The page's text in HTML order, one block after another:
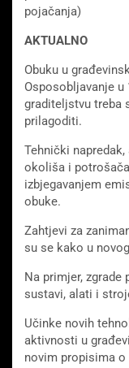
pojačanja)
AKTUALNO
Obuku u
Osposobljavanje
graditeljstvu treba
prilagoditi.
Tehnički
okoliša i
izbjegavanjem
obuke.
Zahtjevi za
su se kako u
Na primjer,
sustavi, alati i
Učinke novih
aktivnosti u
novim propisima